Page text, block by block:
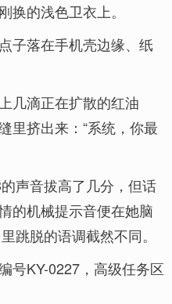
换的浅色卫衣上。
子落在手机壳边缘、纸
几滴正在扩散的红油
里挤出来：“系统，你最
声音拔高了几分，但话
的机械提示音便在她脑
跳脱的语调截然不同。
号KY-0227，高级任务区